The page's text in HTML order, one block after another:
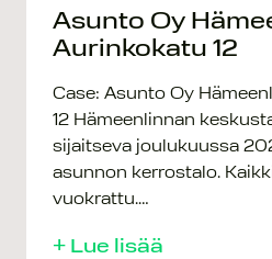
Asunto Oy
Aurinkokatu 12
Case: Asunto Oy
12 Hämeenlinnan
sijaitseva joulukuussa
asunnon kerrostalo.
vuokrattu.…
+ Lue lisää